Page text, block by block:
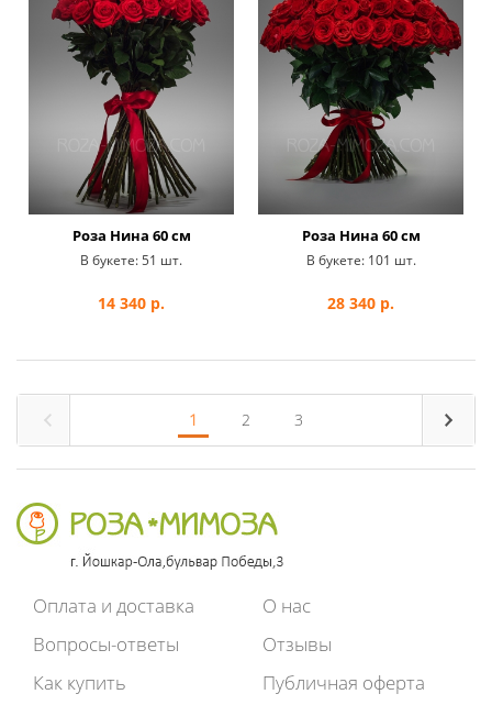
Роза Нина 60 см
В букете:51 шт.
14 340 р.
Роза Нина 60 см
В букете: 101 шт.
28 340 р.
1 2 3
Оплата и доставка
Вопросы-ответы
Как купить
О нас
Отзывы
Публичная оферта